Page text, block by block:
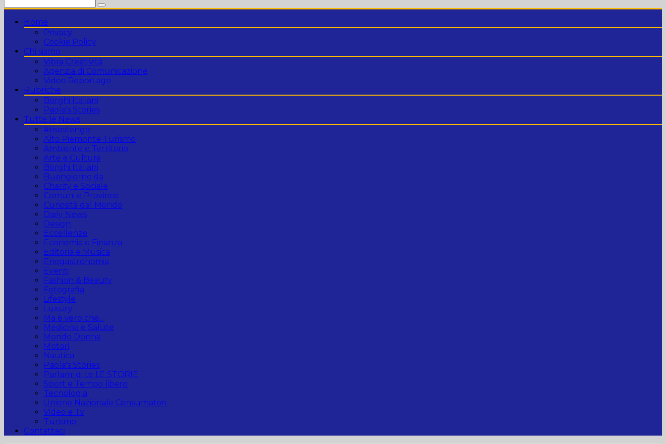
Home
Privacy
Cookie Policy
Chi siamo
Vibra Creatività
Agenzia di Comunicazione
Video Reportage
Rubriche
Borghi Italiani
Paola's Stories
Tutte le News
#tisostengo
Alto Piemonte Turismo
Ambiente e Territorio
Arte e Cultura
Borghi Italiani
Buongiorno da
Charity e Sociale
Comuni e Province
Curiosità dal Mondo
Daily News
Design
Eccellenze
Economia e Finanza
Editoria e Musica
Enogastronomia
Eventi
Fashion & Beauty
Fotografia
Lifestyle
Luxury
Ma è vero che...
Medicina e Salute
Mondo Donna
Motori
Nautica
Paola's Stories
Parlami di te LE STORIE
Sport e Tempo libero
Tecnologia
Unione Nazionale Consumatori
Video e Tv
Turismo
Contattaci